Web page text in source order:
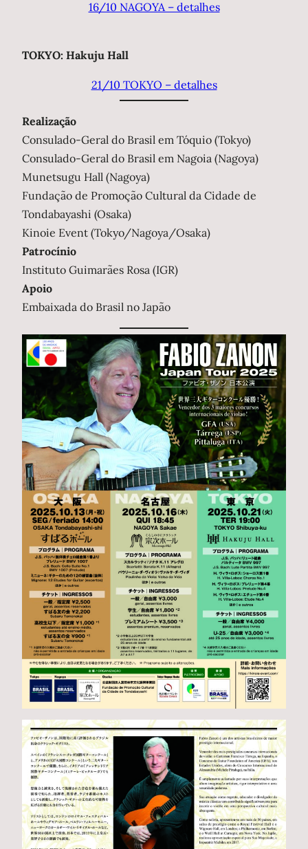
16/10 NAGOYA – detalhes
TOKYO: Hakuju Hall
21/10 TOKYO – detalhes
Realização
Consulado-Geral do Brasil em Tóquio (Tokyo)
Consulado-Geral do Brasil em Nagoia (Nagoya)
Munetsugu Hall (Nagoya)
Fundação de Promoção Cultural da Cidade de
Tondabayashi (Osaka)
Kinoie Event (Tokyo/Nagoya/Osaka)
Patrocínio
Instituto Guimarães Rosa (IGR)
Apoio
Embaixada do Brasil no Japão